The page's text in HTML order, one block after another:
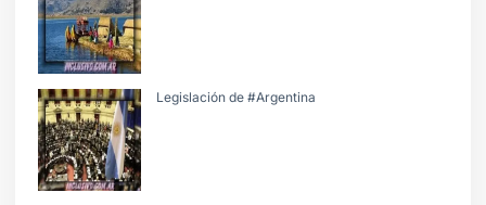
Legislación de #Argentina